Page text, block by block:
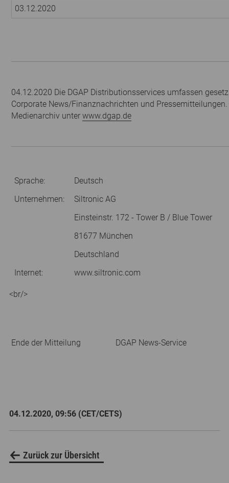
03.12.2020
04.12.2020 Die DGAP Distributionsservices umfassen
Corporate News/Finanznachrichten und Pressemitteilungen.
Medienarchiv unter www.dgap.de
Sprache:
Deutsch
Unternehmen:
Siltronic AG
Einsteinstr. 172 - Tower B / Blue Tower
81677 München
Deutschland
Internet:
www.siltronic.com
<br/>
Ende der Mitteilung DGAP News-Service
04.12.2020, 09:56 (CET/CETS)
Zurück zur Übersicht